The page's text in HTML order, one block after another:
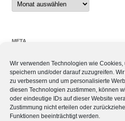
Wir verwenden Technologien wie
speichern und/oder darauf zuzugreifen.
zu verbessern und um personalisierte
diesen Technologien zustimmen, können
oder eindeutige IDs auf dieser Website
Zustimmung nicht erteilen oder
Funktionen beeinträchtigt werden.
META
Anmelden
Eintrags-Feed
Kommentar-Feed
WordPress.org